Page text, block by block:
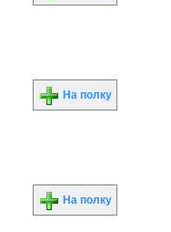
На полку
На полку